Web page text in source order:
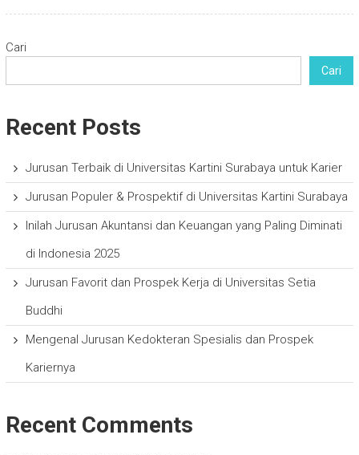
Cari
Cari
Recent Posts
Jurusan Terbaik di Universitas Kartini Surabaya untuk Karier
Jurusan Populer & Prospektif di Universitas Kartini Surabaya
Inilah Jurusan Akuntansi dan Keuangan yang Paling Diminati
di Indonesia 2025
Jurusan Favorit dan Prospek Kerja di Universitas Setia
Buddhi
Mengenal Jurusan Kedokteran Spesialis dan Prospek
Kariernya
Recent Comments